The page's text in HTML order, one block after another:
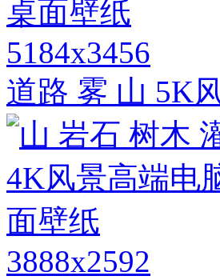
5184x3456
道路 雾 山 5K
3888x2592